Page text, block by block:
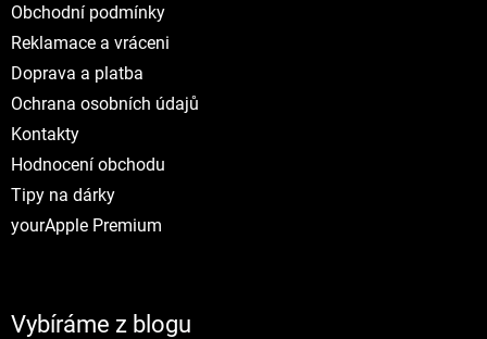
Obchodní podmínky
Reklamace a vráceni
Doprava a platba
Ochrana osobních údajů
Kontakty
Hodnocení obchodu
Tipy na dárky
yourApple Premium
Vybíráme z blogu